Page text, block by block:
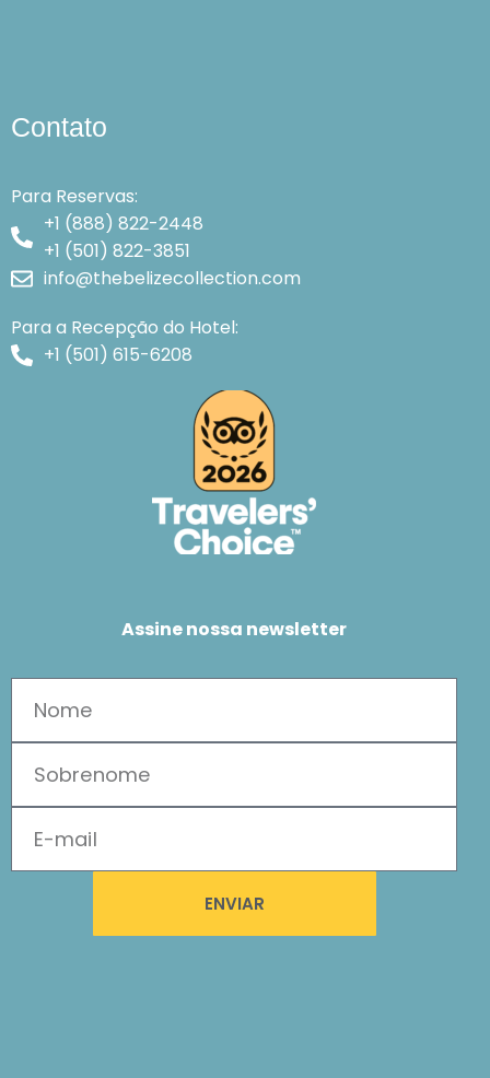
Contato
Para Reservas:
+1 (888) 822-2448
+1 (501) 822-3851
info@thebelizecollection.com
Para a Recepção do Hotel:
+1 (501) 615-6208
Assine nossa newsletter
ENVIAR